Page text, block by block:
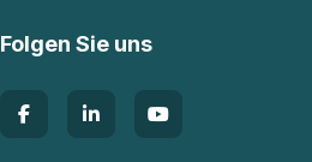
Folgen Sie uns